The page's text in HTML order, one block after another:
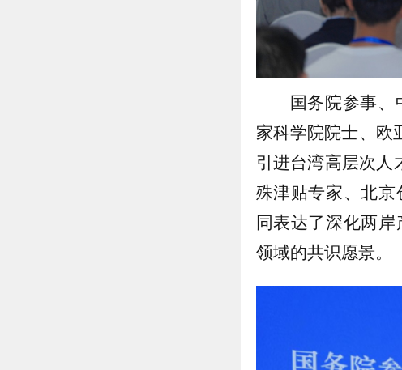
国务院参事
家科学院院士、欧
引进台湾高层次人
殊津贴专家、北
同表达了深化两
领域的共识愿景。